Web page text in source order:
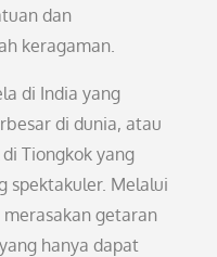
dan
keragaman.
di India yang
di dunia, atau
Tiongkok yang
spektakuler. Melalui
getaran
hanya dapat